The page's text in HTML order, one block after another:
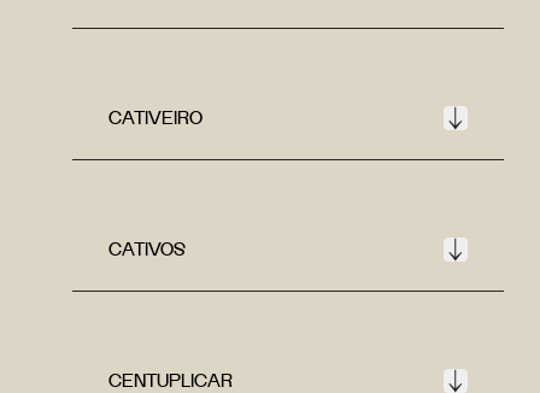
CATIVEIRO
CATIVOS
CENTUPLICAR